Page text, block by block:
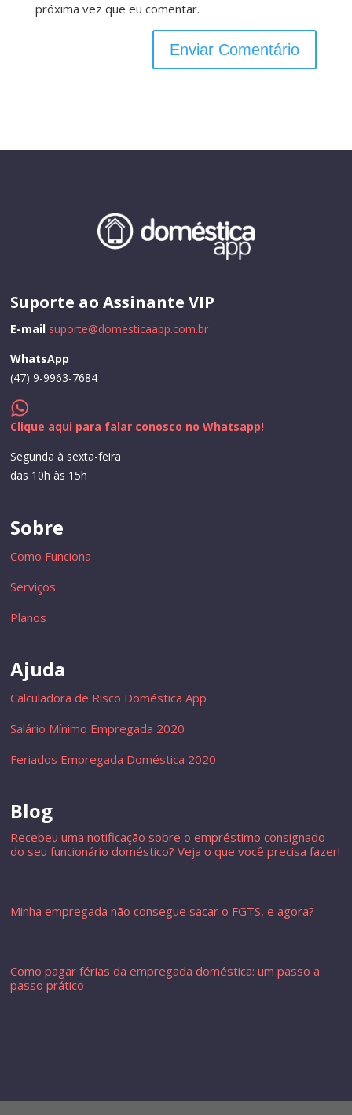
próxima vez que eu comentar.
Suporte ao Assinante VIP
E-mail suporte@domesticaapp.com.br
WhatsApp
(47) 9-9963-7684
Clique aqui para falar conosco no Whatsapp!
Segunda à sexta-feira
das 10h às 15h
Sobre
Como Funciona
Serviços
Planos
Ajuda
Calculadora de Risco Doméstica App
Salário Mínimo Empregada 2020
Feriados Empregada Doméstica 2020
Blog
Recebeu uma notificação sobre o empréstimo consignado
do seu funcionário doméstico? Veja o que você precisa fazer!
Minha empregada não consegue sacar o FGTS, e agora?
Como pagar férias da empregada doméstica: um passo a
passo prático